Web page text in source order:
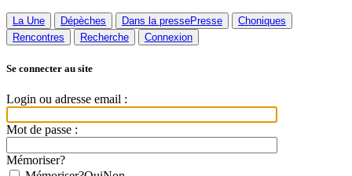
La Une Dépèches Dans la pressePresse
Choniques
Rencontres
Recherche Connexion
Se connecter au site
Login ou adresse email :
Mot de passe :
Mémoriser?